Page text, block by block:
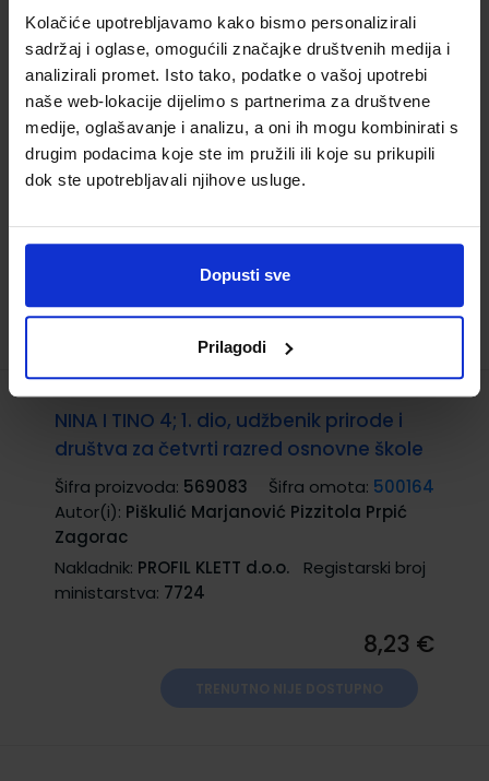
Kolačiće upotrebljavamo kako bismo personalizirali
sadržaj i oglase, omogućili značajke društvenih medija i
analizirali promet. Isto tako, podatke o vašoj upotrebi
naše web-lokacije dijelimo s partnerima za društvene
medije, oglašavanje i analizu, a oni ih mogu kombinirati s
drugim podacima koje ste im pružili ili koje su prikupili
dok ste upotrebljavali njihove usluge.
Dopusti sve
Prilagodi
MOJA PRIRODA I MOJE DRUŠTVO 4;
udžbenik prirode i društva za 4. razred
osnovne škole
Šifra proizvoda:569082 Šifra omota:500165
Autor(i):Arbanas Podobnik Šebalj-Mačkić
Trope
Nakladnik:ALKA SCRIPT d.o.o.
Registarski broj
TRENUTNO NIJE DOSTUPNO
NINA I TINO 4; 1. dio, udžbenik prirode i
društva za četvrti razred osnovne škole
Šifra proizvoda: 569083 Šifra omota: 500164
Autor(i): Piškulić Marjanović Pizzitola Prpić
Zagorac
Nakladnik: PROFIL KLETT d.o.o.
Registarski broj
ministarstva: 7724
8,23 €